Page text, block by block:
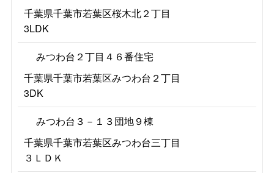
千葉県千葉市若葉区桜木北２丁目
3LDK
みつわ台２丁目４６番住宅
千葉県千葉市若葉区みつわ台２丁目
3DK
みつわ台３－１３団地９棟
千葉県千葉市若葉区みつわ台三丁目
３ＬＤＫ